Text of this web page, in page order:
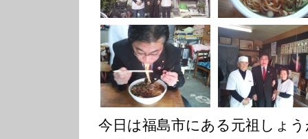
今日は福島市にある元祖しょ